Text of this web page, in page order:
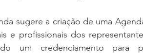
sugere a criação de uma
e profissionais dos
um credenciamento para